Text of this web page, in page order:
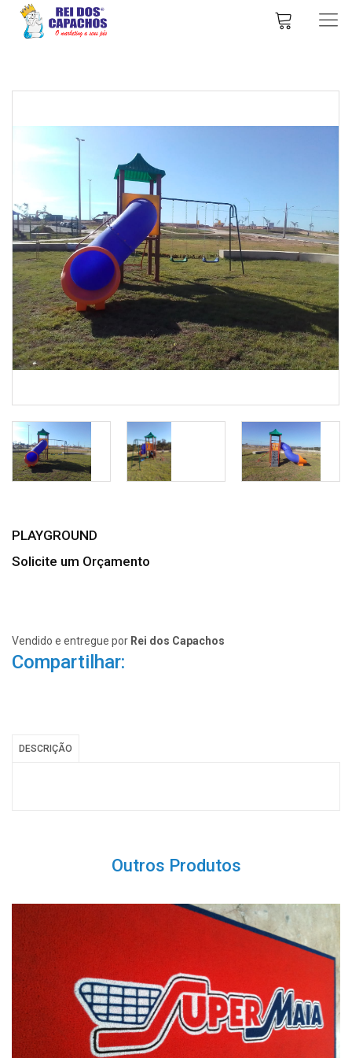
PLAYGROUND
Solicite um Orçamento
Vendido e entregue por Rei dos Capachos
Compartilhar:
DESCRIÇÃO
Outros Produtos